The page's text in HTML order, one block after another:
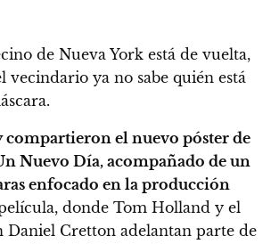
de Nueva York está de vuelta,
vecindario ya no sabe quién está
compartieron el nuevo póster de
Nuevo Día, acompañado de un
enfocado en la producción
donde Tom Holland y el
Daniel Cretton adelantan parte de